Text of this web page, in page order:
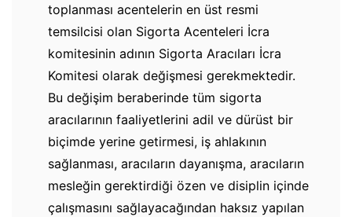
toplanması acentelerin en üst resmi
temsilcisi olan Sigorta Acenteleri İcra
komitesinin adının Sigorta Aracıları İcra
Komitesi olarak değişmesi gerekmektedir.
Bu değişim beraberinde tüm sigorta
aracılarının faaliyetlerini adil ve dürüst bir
biçimde yerine getirmesi, iş ahlakının
sağlanması, aracıların dayanışma, aracıların
mesleğin gerektirdiği özen ve disiplin içinde
çalışmasını sağlayacağından haksız yapılan